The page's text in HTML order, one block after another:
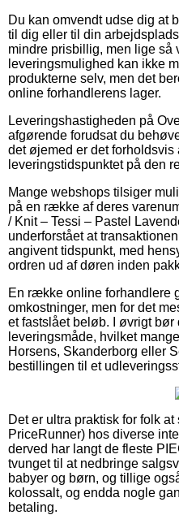
Du kan omvendt udse dig at
til dig eller til din
mindre prisbillig, men lige så
leveringsmulighed kan ikke
produkterne selv, men det
online forhandlerens lager.
Leveringshastigheden på
afgørende forudsat du
det øjemed er det
leveringstidspunktet på den
Mange webshops tilsiger
på en række af deres
/ Knit – Tessi – Pastel
underforstået at
angivent tidspunkt, med
ordren ud af døren inden
En række online forhandlere
omkostninger, men for det
et fastslået beløb. I øvrigt
leveringsmåde, hvilket
Horsens, Skanderborg eller
bestillingen til et
Det er ultra praktisk for folk
PriceRunner) hos diverse
derved har langt de fleste
tvunget til at nedbringe
babyer og børn, og tillige
kolossalt, og endda nogle
betaling.